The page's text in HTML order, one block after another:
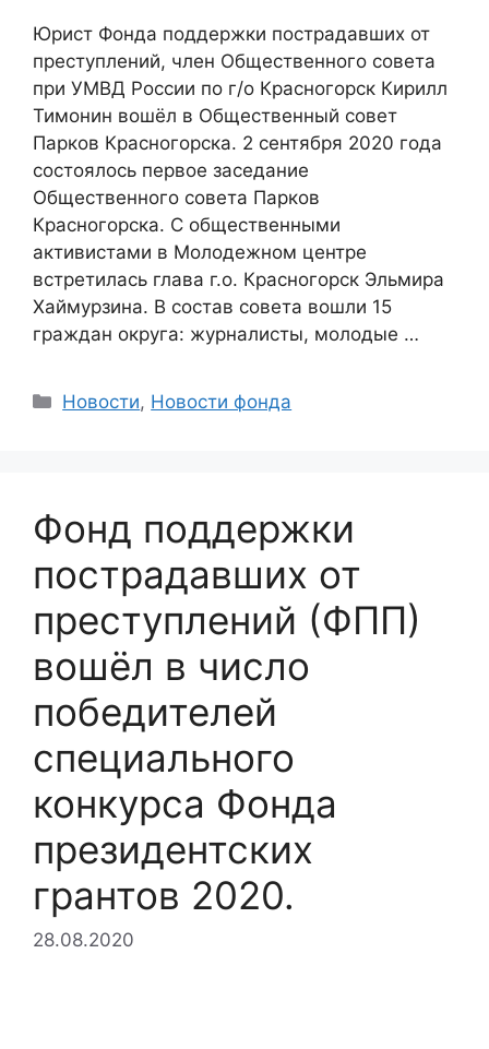
Юрист Фонда поддержки пострадавших от
преступлений, член Общественного совета
при УМВД России по г/о Красногорск Кирилл
Тимонин вошёл в Общественный совет
Парков Красногорска. 2 сентября 2020 года
состоялось первое заседание
Общественного совета Парков
Красногорска. С общественными
активистами в Молодежном центре
встретилась глава г.о. Красногорск Эльмира
Хаймурзина. В состав совета вошли 15
граждан округа: журналисты, молодые …
Categories
Новости, Новости фонда
Фонд поддержки
пострадавших от
преступлений (ФПП)
вошёл в число
победителей
специального
конкурса Фонда
президентских
грантов 2020.
28.08.2020